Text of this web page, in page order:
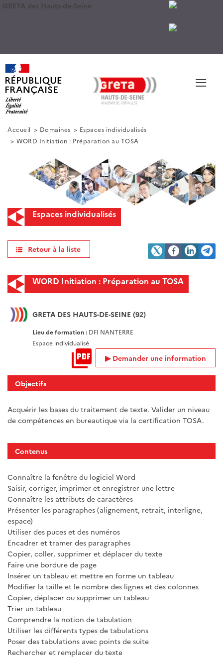
GRETA des Hauts-de-Seine
≡
Accueil Domaines
Espaces individualisés
WORD Initiation : Préparation au TOSA
Espaces individualisés
Retour à la liste
WORD Initiation : Préparation au TOSA
GRETA DES HAUTS-DE-SEINE (92)
Lieu de formation : DFI NANTERRE
Espace individualisé
Demander une information
Objectifs
Acquérir les bases du traitement de texte. Valider un niveau
de compétences en bureautique via la certification TOSA.
Contenus
Connaître la fenêtre du logiciel Word
Saisir, corriger, imprimer et enregistrer une lettre
Connaître les attributs de caractères
Présenter les paragraphes (alignement, retrait, interligne,
espace)
Utiliser des puces et des numéros
Encadrer et tramer des paragraphes
Copier, coller, supprimer et déplacer du texte
Faire une bordure de page
Insérer un tableau et mettre en forme un tableau
Modifier la taille et le nombre des lignes et des colonnes
Copier, déplacer ou supprimer un tableau
Trier un tableau
Comprendre la notion de tabulation
Utiliser les différents types de tabulations
Poser des tabulations avec points de suite
Rechercher et remplacer du texte